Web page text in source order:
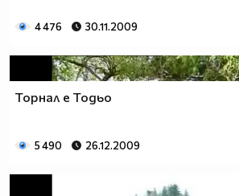
4 476 30.11.2009
Торнал е Тодьо
5 490 26.12.2009